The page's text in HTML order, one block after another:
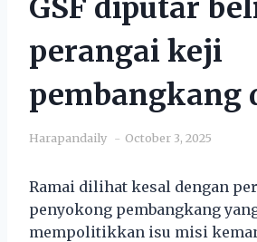
GSF diputar
perangai keji
pembangkang
Harapandaily October 3, 2025
Ramai dilihat kesal dengan
penyokong pembangkang
mempolitikkan isu misi